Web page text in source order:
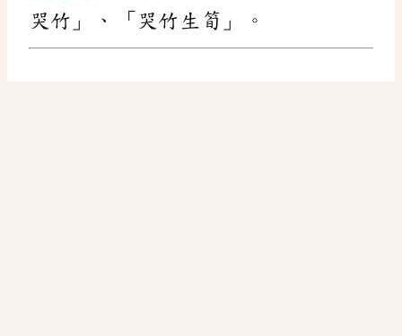
哭竹」、「哭竹生筍」。